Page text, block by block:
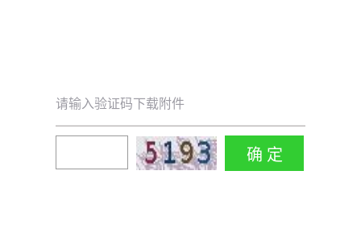
请输入验证码下载附件